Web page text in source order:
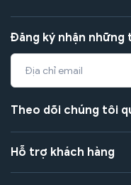
Đăng ký nhận
Theo dõi chúng tôi
Hỗ trợ khách hàng